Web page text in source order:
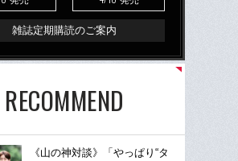
雑誌定期購読のご案内
RECOMMEND
《山の神対談》「やっぱり“タ